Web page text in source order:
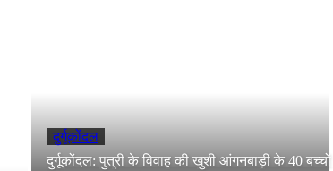
दुर्गूकोंदल
दुर्गूकोंदल: पुत्री के विवाह की खुशी आंगनबाड़ी के 40 बच्चों